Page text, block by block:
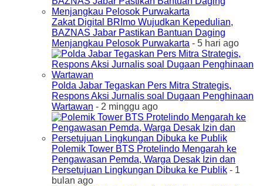
Zakat Digital BRImo Wujudkan Kepedulian,
BAZNAS Jabar Pastikan Bantuan Daging
Menjangkau Pelosok Purwakarta - 5 hari ago
Polda Jabar Tegaskan Pers Mitra Strategis,
Respons Aksi Jurnalis soal Dugaan Penghinaan
Wartawan - 2 minggu ago
Polemik Tower BTS Protelindo Mengarah ke
Pengawasan Pemda, Warga Desak Izin dan
Persetujuan Lingkungan Dibuka ke Publik - 1
bulan ago